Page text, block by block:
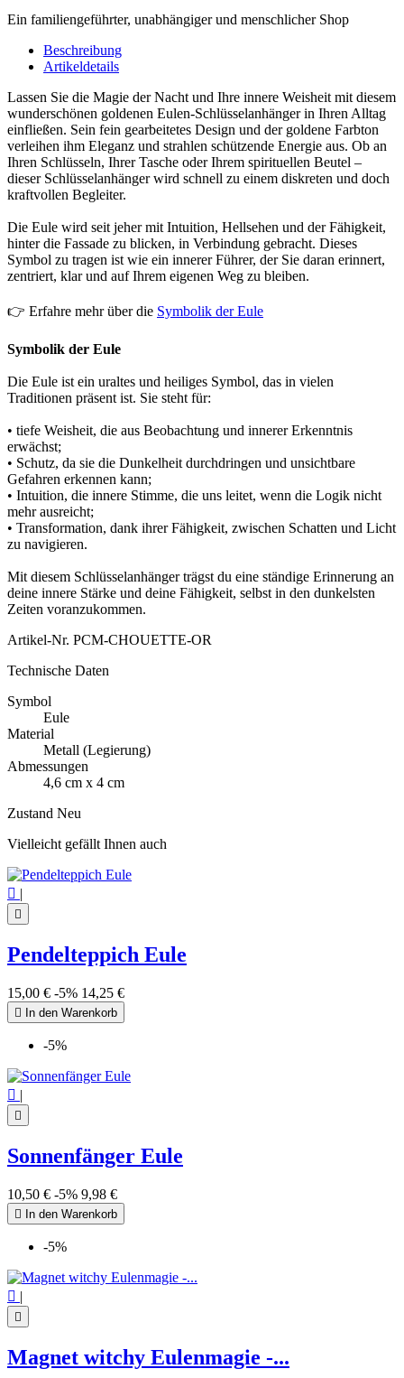
Ein familiengeführter, unabhängiger und menschlicher Shop
Beschreibung
Artikeldetails
Lassen Sie die Magie der Nacht und Ihre innere Weisheit mit diesem
wunderschönen goldenen Eulen-Schlüsselanhänger in Ihren Alltag
einfließen. Sein fein gearbeitetes Design und der goldene Farbton
verleihen ihm Eleganz und strahlen schützende Energie aus. Ob an
Ihren Schlüsseln, Ihrer Tasche oder Ihrem spirituellen Beutel –
dieser Schlüsselanhänger wird schnell zu einem diskreten und doch
kraftvollen Begleiter.
Die Eule wird seit jeher mit Intuition, Hellsehen und der Fähigkeit,
hinter die Fassade zu blicken, in Verbindung gebracht. Dieses
Symbol zu tragen ist wie ein innerer Führer, der Sie daran erinnert,
zentriert, klar und auf Ihrem eigenen Weg zu bleiben.
👉 Erfahre mehr über die Symbolik der Eule
Symbolik der Eule
Die Eule ist ein uraltes und heiliges Symbol, das in vielen
Traditionen präsent ist. Sie steht für:
• tiefe Weisheit, die aus Beobachtung und innerer Erkenntnis
erwächst;
• Schutz, da sie die Dunkelheit durchdringen und unsichtbare
Gefahren erkennen kann;
• Intuition, die innere Stimme, die uns leitet, wenn die Logik nicht
mehr ausreicht;
• Transformation, dank ihrer Fähigkeit, zwischen Schatten und Licht
zu navigieren.
Mit diesem Schlüsselanhänger trägst du eine ständige Erinnerung an
deine innere Stärke und deine Fähigkeit, selbst in den dunkelsten
Zeiten voranzukommen.
Artikel-Nr. PCM-CHOUETTE-OR
Technische Daten
Symbol
Eule
Material
Metall (Legierung)
Abmessungen
4,6 cm x 4 cm
Zustand Neu
Vielleicht gefällt Ihnen auch
 |

Pendelteppich Eule
15,00 € -5% 14,25 €
 In den Warenkorb
-5%
 |

Sonnenfänger Eule
10,50 € -5% 9,98 €
 In den Warenkorb
-5%
 |

Magnet witchy Eulenmagie -...